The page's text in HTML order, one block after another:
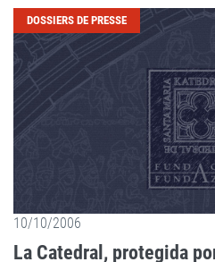
DOSSIERS DE PRESSE
10/10/2006
La Catedral, protegida